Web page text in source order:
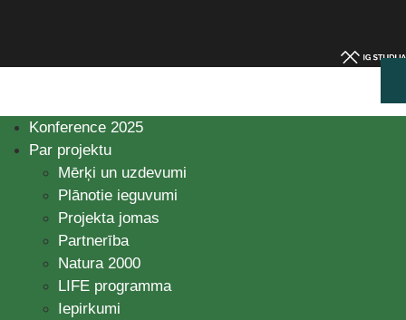
Konference 2025
Par projektu
Mērķi un uzdevumi
Plānotie ieguvumi
Projekta jomas
Partnerība
Natura 2000
LIFE programma
Iepirkumi